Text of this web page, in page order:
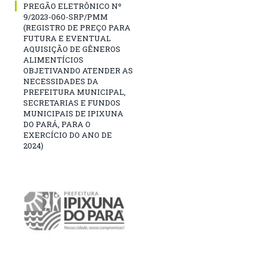
PREGÃO ELETRÔNICO Nº
9/2023-060-SRP/PMM
(REGISTRO DE PREÇO PARA
FUTURA E EVENTUAL
AQUISIÇÃO DE GÊNEROS
ALIMENTÍCIOS
OBJETIVANDO ATENDER AS
NECESSIDADES DA
PREFEITURA MUNICIPAL,
SECRETARIAS E FUNDOS
MUNICIPAIS DE IPIXUNA
DO PARÁ, PARA O
EXERCÍCIO DO ANO DE
2024)